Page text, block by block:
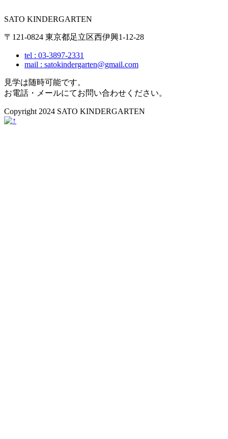
SATO KINDERGARTEN
〒121-0824 東京都足立区西伊興1-12-28
tel : 03-3897-2331
mail : satokindergarten@gmail.com
見学は随時可能です。
お電話・メールにてお問い合わせください。
Copyright 2024 SATO KINDERGARTEN